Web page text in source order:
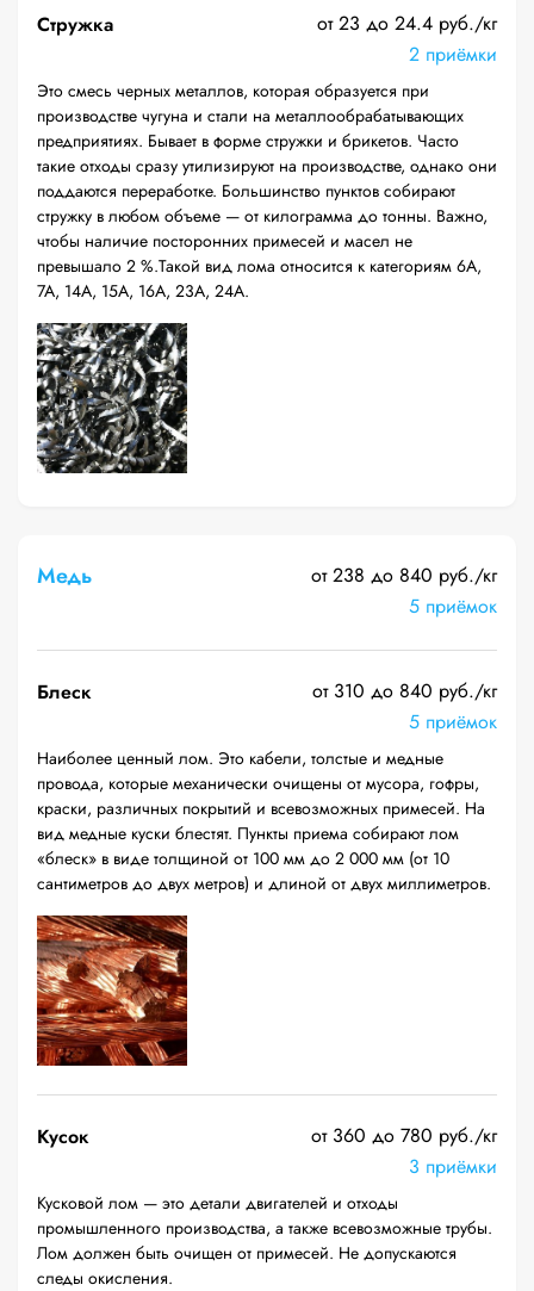
Стружка
от 23 до 24.4 руб./кг
2 приёмки
Это смесь черных металлов, которая образуется при
производстве чугуна и стали на металлообрабатывающих
предприятиях. Бывает в форме стружки и брикетов. Часто
такие отходы сразу утилизируют на производстве, однако они
поддаются переработке. Большинство пунктов собирают
стружку в любом объеме — от килограмма до тонны. Важно,
чтобы наличие посторонних примесей и масел не
превышало 2 %.Такой вид лома относится к категориям 6А,
7А, 14А, 15А, 16А, 23А, 24А.
Медь
от 238 до 840 руб./кг
5 приёмок
Блеск
от 310 до 840 руб./кг
5 приёмок
Наиболее ценный лом. Это кабели, толстые и медные
провода, которые механически очищены от мусора, гофры,
краски, различных покрытий и всевозможных примесей. На
вид медные куски блестят. Пункты приема собирают лом
«блеск» в виде толщиной от 100 мм до 2 000 мм (от 10
сантиметров до двух метров) и длиной от двух миллиметров.
Кусок
от 360 до 780 руб./кг
3 приёмки
Кусковой лом — это детали двигателей и отходы
промышленного производства, а также всевозможные трубы.
Лом должен быть очищен от примесей. Не допускаются
следы окисления.